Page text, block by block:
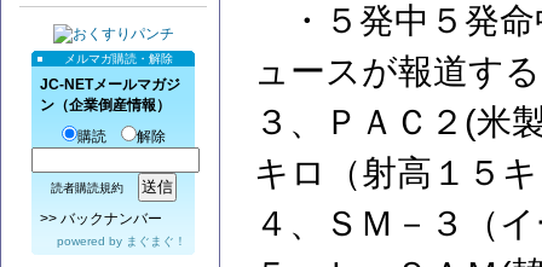
メルマガ購読・解除
JC-NETメールマガジ
ン（企業倒産情報）
購読
解除
読者購読規約
>> バックナンバー
powered by まぐまぐ！
・５発中５発命
ュースが報道す
３、ＰＡＣ２(米
キロ（射高１５
４、ＳＭ－３（